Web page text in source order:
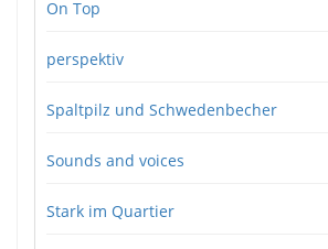
On Top
perspektiv
Spaltpilz und Schwedenbecher
Sounds and voices
Stark im Quartier